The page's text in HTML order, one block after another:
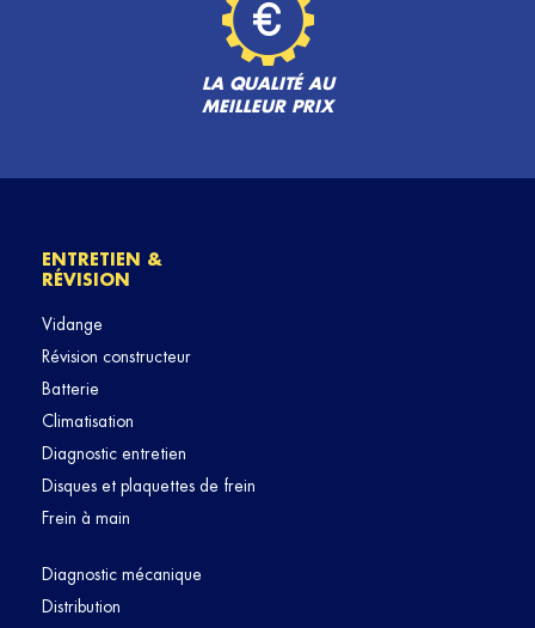
LA QUALITÉ AU
MEILLEUR PRIX
ENTRETIEN &
RÉVISION
Vidange
Révision constructeur
Batterie
Climatisation
Diagnostic entretien
Disques et plaquettes de frein
Frein à main
Diagnostic mécanique
Distribution